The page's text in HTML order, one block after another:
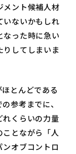
メント候補人材
いないかもしれ
なった時に急い
りしてしまいま
とんどである
参考までに、
れくらいの力量
とながら「人
オブコントロ